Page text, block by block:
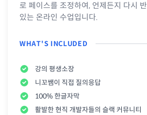
로 페이스를 조정하여, 언제든지 다시
있는 온라인 수업입니다.
WHAT'S INCLUDED
강의 평생소장
니꼬쌤이 직접 질의응답
100% 한글자막
활발한 현직 개발자들의 슬랙 커뮤니티